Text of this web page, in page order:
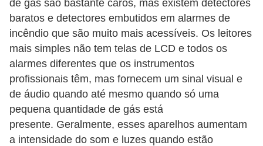
de gás são bastante caros, mas existem detectores
baratos e detectores embutidos em alarmes de
incêndio que são muito mais acessíveis. Os leitores
mais simples não tem telas de LCD e todos os
alarmes diferentes que os instrumentos
profissionais têm, mas fornecem um sinal visual e
de áudio quando até mesmo quando só uma
pequena quantidade de gás está
presente. Geralmente, esses aparelhos aumentam
a intensidade do som e luzes quando estão
í
l
i
o
s
S
í
n